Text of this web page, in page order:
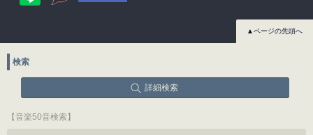
▲ページの先頭へ
検索
詳細検索
【音楽50音検索】